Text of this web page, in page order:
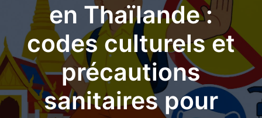
en Thaïlande :
codes culturels et
précautions
sanitaires pour